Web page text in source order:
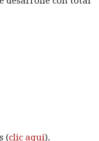
(clic aquí).